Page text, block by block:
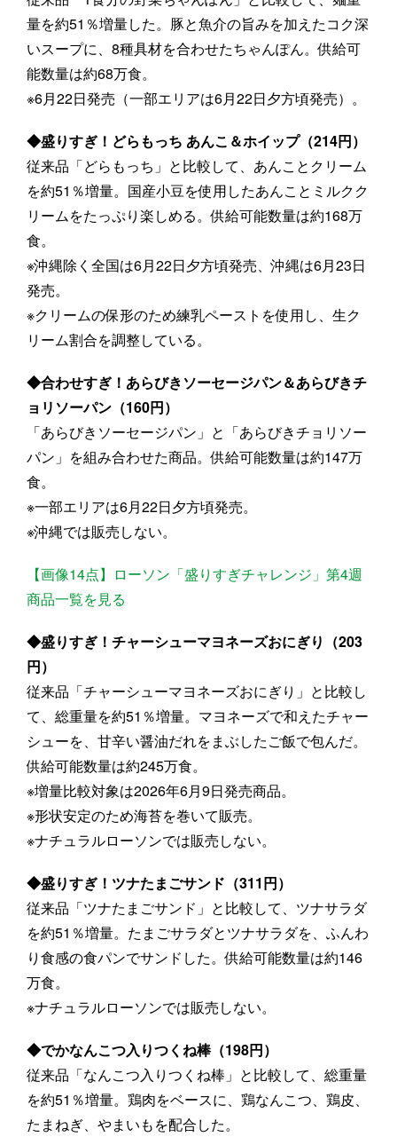
量を約51％増量した。豚と魚介の旨みを加えたコク深
いスープに、8種具材を合わせたちゃんぽん。供給可
能数量は約68万食。
※6月22日発売（一部エリアは6月22日夕方頃発売）。
◆盛りすぎ！どらもっち あんこ＆ホイップ（214円）
従来品「どらもっち」と比較して、あんことクリーム
を約51％増量。国産小豆を使用したあんことミルクク
リームをたっぷり楽しめる。供給可能数量は約168万
食。
※沖縄除く全国は6月22日夕方頃発売、沖縄は6月23日
発売。
※クリームの保形のため練乳ペーストを使用し、生ク
リーム割合を調整している。
◆合わせすぎ！あらびきソーセージパン＆あらびきチ
ョリソーパン（160円）
「あらびきソーセージパン」と「あらびきチョリソー
パン」を組み合わせた商品。供給可能数量は約147万
食。
※一部エリアは6月22日夕方頃発売。
※沖縄では販売しない。
【画像14点】ローソン「盛りすぎチャレンジ」第4週
商品一覧を見る
◆盛りすぎ！チャーシューマヨネーズおにぎり（203
円）
従来品「チャーシューマヨネーズおにぎり」と比較し
て、総重量を約51％増量。マヨネーズで和えたチャー
シューを、甘辛い醤油だれをまぶしたご飯で包んだ。
供給可能数量は約245万食。
※増量比較対象は2026年6月9日発売商品。
※形状安定のため海苔を巻いて販売。
※ナチュラルローソンでは販売しない。
◆盛りすぎ！ツナたまごサンド（311円）
従来品「ツナたまごサンド」と比較して、ツナサラダ
を約51％増量。たまごサラダとツナサラダを、ふんわ
り食感の食パンでサンドした。供給可能数量は約146
万食。
※ナチュラルローソンでは販売しない。
◆でかなんこつ入りつくね棒（198円）
従来品「なんこつ入りつくね棒」と比較して、総重量
を約51％増量。鶏肉をベースに、鶏なんこつ、鶏皮、
たまねぎ、やまいもを配合した。